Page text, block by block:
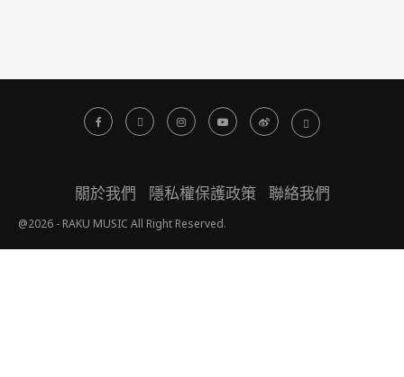
關於我們 隱私權保護政策 聯絡我們
@2026 - RAKU MUSIC All Right Reserved.